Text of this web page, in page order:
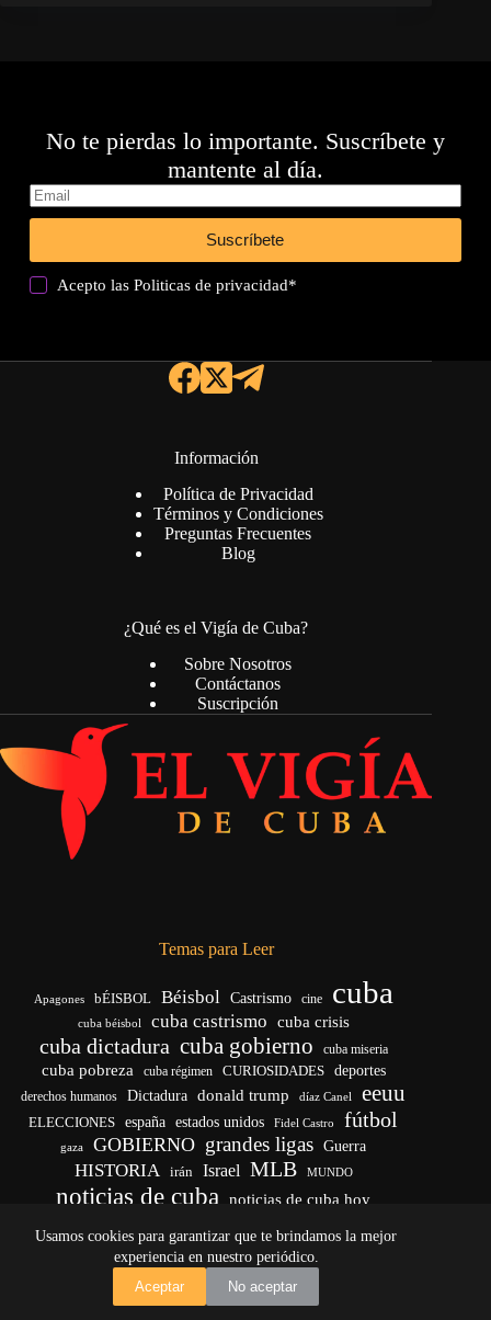
Usamos cookies para garantizar que te brindamos la mejor
experiencia en nuestro periódico.
Aceptar
No aceptar
No te pierdas lo importante. Suscríbete y
mantente al día.
Suscríbete
Acepto lasPoliticas de privacidad*
Información
Política de Privacidad
Términos y Condiciones
Preguntas Frecuentes
Blog
¿Qué es el Vigía de Cuba?
Sobre Nosotros
Contáctanos
Suscripción
Temas para Leer
Apagones bÉISBOL Béisbol Castrismo cine cuba
cuba béisbol cuba castrismo cuba crisis
cuba dictadura cuba gobierno cuba miseria
cuba pobreza cuba régimen CURIOSIDADES deportes
derechos humanos Dictadura donald trump díaz Canel eeuu
ELECCIONES españa estados unidos Fidel Castro fútbol
gaza GOBIERNO grandes ligas Guerra
HISTORIA irán Israel MLB MUNDO
noticias de cuba
noticias de cuba hoy
vida yankees
Copyright © 2026 - El Vigía de Cuba
Desarrollo, mantenimiento web y SEO por